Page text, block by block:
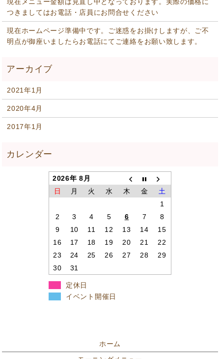
現在メニュー金額は見直し中となっております。実際の価格に
つきましてはお電話・店員にお問合せください
現在ホームページ準備中です。ご迷惑をお掛けしますが、ご不
明点が御座いましたらお電話にてご連絡をお願い致します。
2021年1月
2020年4月
2017年1月
2026年 8月
日
月 火 水 木 金
土
1
2
3 4 5 6 7
8
9
10 11 12 13 14
15
16
17 18 19 20 21
22
23
24 25 26 27 28
29
30
31
定休日
イベント開催日
ホーム